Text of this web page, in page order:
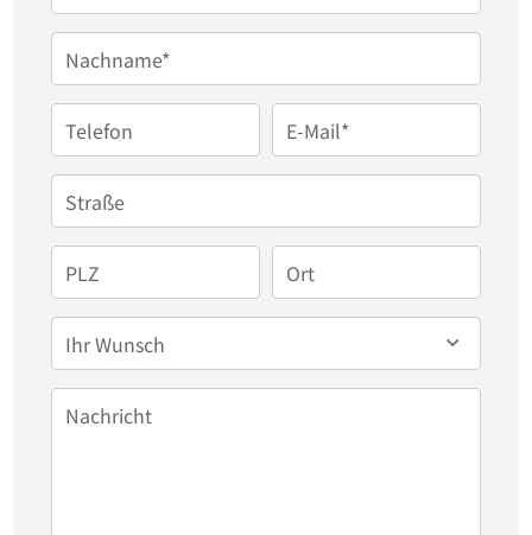
ebenfalls mit moderner Küche sowie
Hausanschlussraum.
Besonders hervorzuheben ist die Deckenhöhe von
ca. 2,70 m sowie die giebelhoch offen gestalteten
Räume und die bodentiefen Fenster.
Alle Räumlichkeiten haben Zugänge auf die
Terrasse oder in den Garten!
Weiter geht es im Obergeschoss mit einer
Gesamtfläche von ca. 105 m².
Dort befindet sich ein Schlafzimmer mit Balkon
Nachname*
Telefon E-Mail*
Straße
PLZ Ort
Ihr Wunsch
Nachricht